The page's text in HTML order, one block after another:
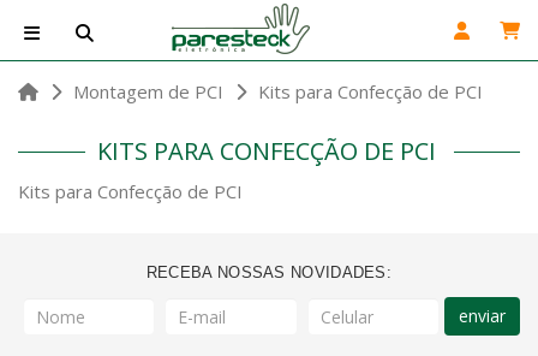
Montagem de PCI Kits para Confecção de PCI
KITS PARA CONFECÇÃO DE PCI
Kits para Confecção de PCI
RECEBA NOSSAS NOVIDADES:
enviar